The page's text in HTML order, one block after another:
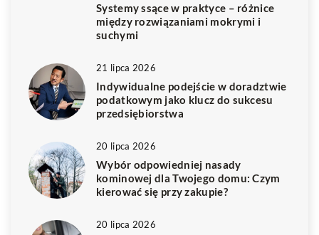
Systemy ssące w praktyce – różnice
między rozwiązaniami mokrymi i
suchymi
21 lipca 2026
Indywidualne podejście w doradztwie
podatkowym jako klucz do sukcesu
przedsiębiorstwa
20 lipca 2026
Wybór odpowiedniej nasady
kominowej dla Twojego domu: Czym
kierować się przy zakupie?
20 lipca 2026